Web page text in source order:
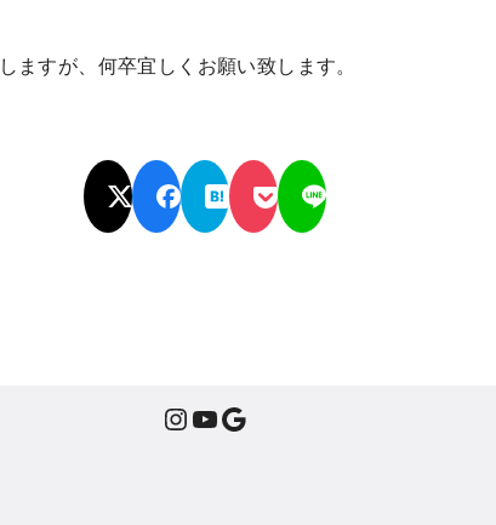
ますが、何卒宜しくお願い致します。
Instagram YouTube Google